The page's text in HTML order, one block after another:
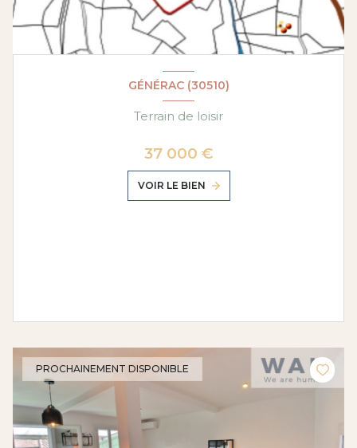
GÉNÉRAC (30510)
Terrain de loisir
37 000 €
VOIR LE BIEN
PROCHAINEMENT DISPONIBLE